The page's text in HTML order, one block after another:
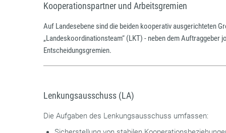
Kooperationspartner und Arbeitsgremien
Auf Landesebene sind die beiden kooperativ ausgerichteten
„Landeskoordinationsteam“ (LKT) - neben dem Auftraggeber
Entscheidungsgremien.
Lenkungsausschuss (LA)
Die Aufgaben des Lenkungsausschuss umfassen: